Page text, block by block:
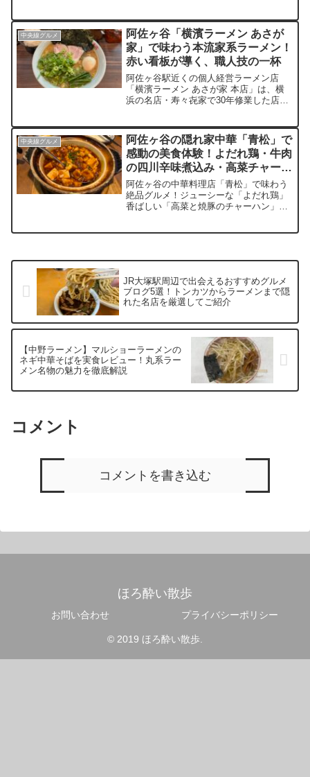
美味しさが味わえます。ヨダレ鴨や海老
玉子チャーハンなど一品料理も充実。映
えグルメやデート、女子会にもおすすめ
の一軒を実食レポート！
中央線グルメ
阿佐ヶ谷「横濱ラーメン あさが
家」で味わう本流家系ラーメン！
赤い看板が導く、職人技の一杯
阿佐ヶ谷駅近くの個人経営ラーメン店
「横濱ラーメン あさが家 本店」は、横
浜の名店・寿々㐂家で30年修業した店主
ンスで、酒井製麺の中太麺と厚切りチャ
ーシューが絡み合う。瀬戸内産青ネギや
豊富な薬味で味変も自由自在。阿佐ヶ谷
で家系を堪能したい人におすすめ
中央線グルメ
阿佐ヶ谷の隠れ家中華「青松」で
感動の美食体験！よだれ鶏・牛肉
の四川辛味煮込み・高菜チャーハ
ンが絶品
阿佐ヶ谷の中華料理店「青松」で味わう
絶品グルメ！ジューシーな「よだれ鶏」
香ばしい「高菜と焼豚のチャーハン」素
魅力を堪能してください。阿佐ヶ谷グル
JR大塚駅周辺で出会えるおすすめグルメ
ブログ5選！トンカツからラーメンまで隠
れた名店を厳選してご紹介
【中野ラーメン】マルショーラーメンの
ネギ中華そばを実食レビュー！丸系ラー
メン名物の魅力を徹底解説
コメント
コメントを書き込む
ほろ酔い散歩
お問い合わせ プライバシーポリシー
© 2019 ほろ酔い散歩.